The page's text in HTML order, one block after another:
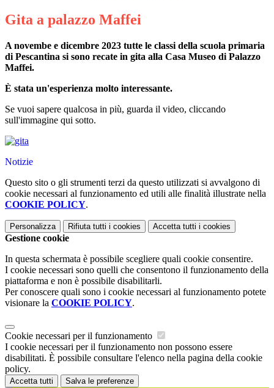
Gita a palazzo Maffei
A novembe e dicembre 2023 tutte le classi della scuola primaria
di Pescantina si sono recate in gita alla Casa Museo di Palazzo
Maffei.
È stata un'esperienza molto interessante.
Se vuoi sapere qualcosa in più, guarda il video, cliccando
sull'immagine qui sotto.
Notizie
Questo sito o gli strumenti terzi da questo utilizzati si avvalgono di
cookie necessari al funzionamento ed utili alle finalità illustrate nella
COOKIE POLICY.
Personalizza Rifiuta tutti i cookies Accetta tutti i cookies
Gestione cookie
In questa schermata è possibile scegliere quali cookie consentire.
I cookie necessari sono quelli che consentono il funzionamento della
piattaforma e non è possibile disabilitarli.
Per conoscere quali sono i cookie necessari al funzionamento potete
visionare la COOKIE POLICY.
Cookie necessari per il funzionamento
I cookie necessari per il funzionamento non possono essere
disabilitati. È possibile consultare l'elenco nella pagina della cookie
policy.
Accetta tutti Salva le preferenze